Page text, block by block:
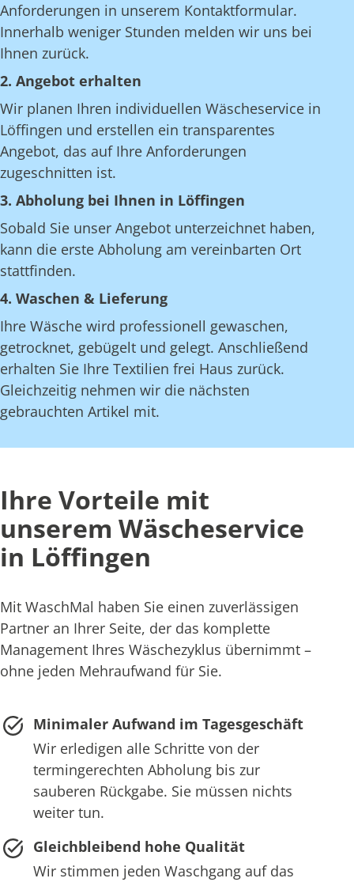
Anforderungen in unserem Kontaktformular.
Innerhalb weniger Stunden melden wir uns bei
Ihnen zurück.
2. Angebot erhalten
Wir planen Ihren individuellen Wäscheservice in
Löffingen und erstellen ein transparentes
Angebot, das auf Ihre Anforderungen
zugeschnitten ist.
3. Abholung bei Ihnen in Löffingen
Sobald Sie unser Angebot unterzeichnet haben,
kann die erste Abholung am vereinbarten Ort
stattfinden.
4. Waschen & Lieferung
Ihre Wäsche wird professionell gewaschen,
getrocknet, gebügelt und gelegt. Anschließend
erhalten Sie Ihre Textilien frei Haus zurück.
Gleichzeitig nehmen wir die nächsten
gebrauchten Artikel mit.
Ihre Vorteile mit
unserem Wäscheservice
in Löffingen
Mit WaschMal haben Sie einen zuverlässigen
Partner an Ihrer Seite, der das komplette
Management Ihres Wäschezyklus übernimmt –
ohne jeden Mehraufwand für Sie.
Minimaler Aufwand im Tagesgeschäft
Wir erledigen alle Schritte von der
termingerechten Abholung bis zur
sauberen Rückgabe. Sie müssen nichts
weiter tun.
Gleichbleibend hohe Qualität
Wir stimmen jeden Waschgang auf das